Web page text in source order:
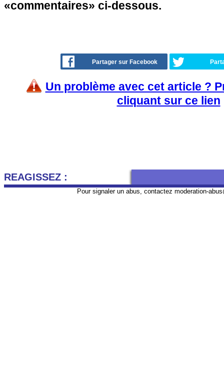
«commentaires» ci-dessous.
Partager sur Facebook
Un problème avec cet article ?
cliquant sur ce lien
REAGISSEZ :
Pour signaler un abus, contactez moderation-